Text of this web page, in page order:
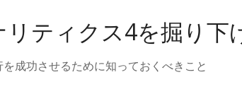
ティクス4を掘り下
成功させるために知っておくべきこと